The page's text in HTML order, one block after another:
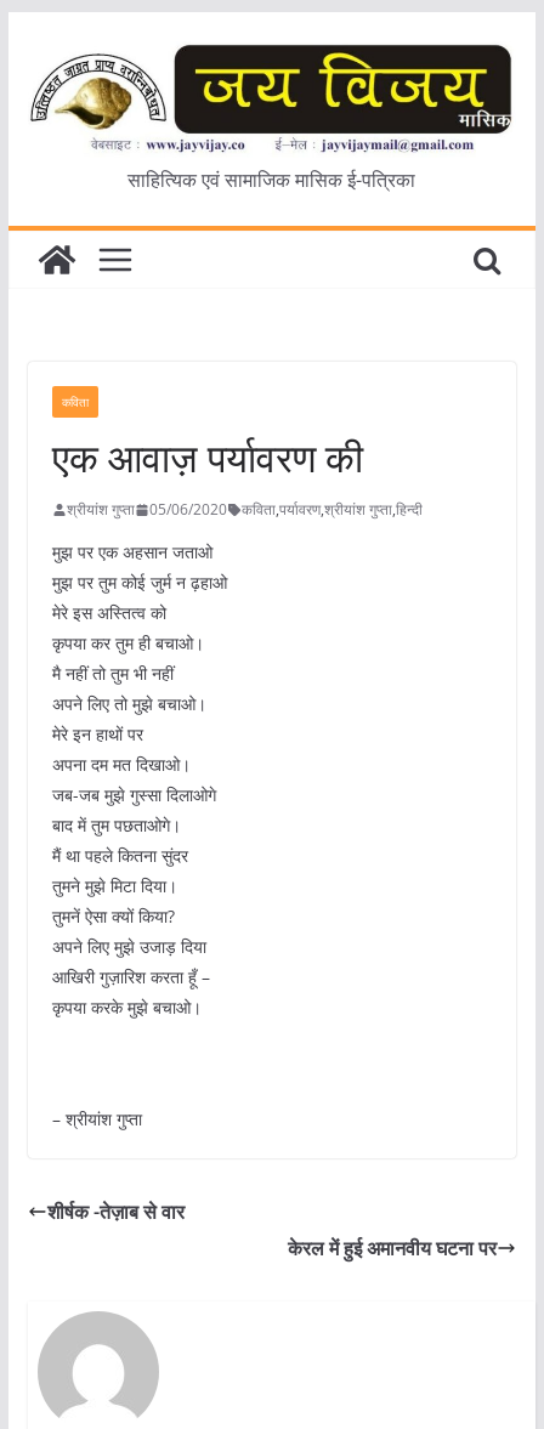
content
साहित्यिक एवं सामाजिक मासिक ई-पत्रिका
कविता
एक आवाज़ पर्यावरण की
श्रीयांश गुप्ता 05/06/2020 कविता,पर्यावरण,श्रीयांश गुप्ता,हिन्दी
मुझ पर एक अहसान जताओ
मुझ पर तुम कोई जुर्म न ढ़हाओ
मेरे इस अस्तित्व को
कृपया कर तुम ही बचाओ।
मै नहीं तो तुम भी नहीं
अपने लिए तो मुझे बचाओ।
मेरे इन हाथों पर
अपना दम मत दिखाओ।
जब-जब मुझे गुस्सा दिलाओगे
बाद में तुम पछताओगे।
मैं था पहले कितना सुंदर
तुमने मुझे मिटा दिया।
तुमनें ऐसा क्यों किया?
अपने लिए मुझे उजाड़ दिया
आखिरी गुज़ारिश करता हूँ –
कृपया करके मुझे बचाओ।
– श्रीयांश गुप्ता
शीर्षक -तेज़ाब से वार
केरल में हुई अमानवीय घटना पर